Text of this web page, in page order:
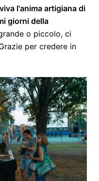
l'anima artigiana di
giorni della
o piccolo, ci
per credere in